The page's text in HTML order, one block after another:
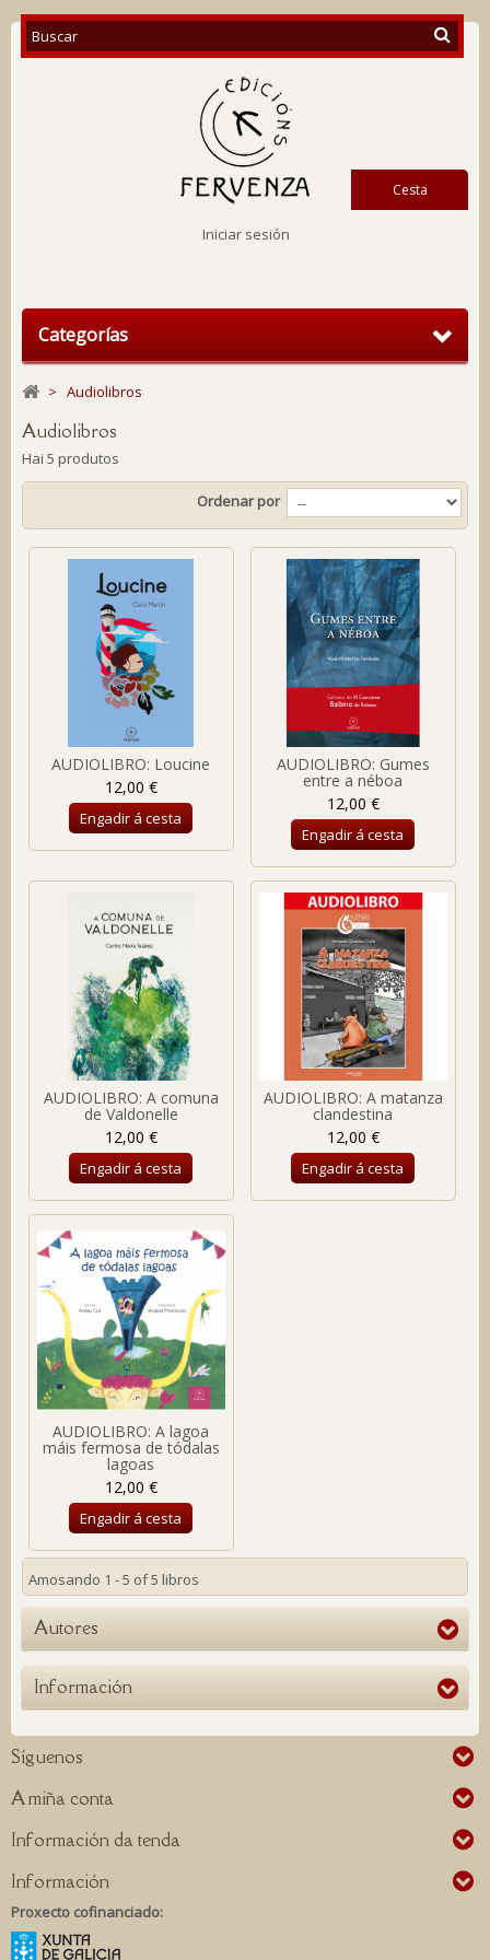
Cesta
Categorías
Iniciar sesión
> Audiolibros
Audiolibros
Hai 5 produtos
Ordenar por
AUDIOLIBRO: Loucine
12,00 €
Engadir á cesta
AUDIOLIBRO: Gumes
entre a néboa
12,00 €
Engadir á cesta
AUDIOLIBRO: A comuna
de Valdonelle
12,00 €
Engadir á cesta
AUDIOLIBRO: A matanza
clandestina
12,00 €
Engadir á cesta
AUDIOLIBRO: A lagoa
máis fermosa de tódalas
lagoas
12,00 €
Engadir á cesta
Amosando 1 - 5 of 5 libros
Autores
Información
Síguenos
A miña conta
Información da tenda
Información
Proxecto cofinanciado: